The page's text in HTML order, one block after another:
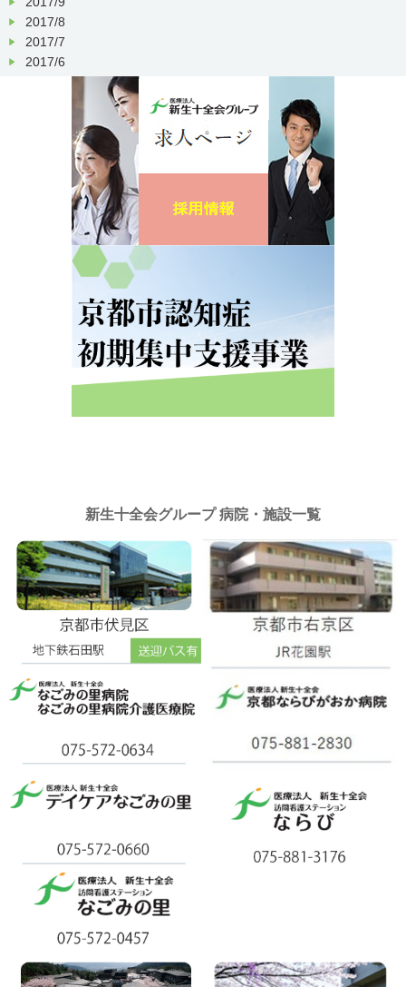
2017/8
2017/7
2017/6
新生十全会グループ 病院・施設一覧